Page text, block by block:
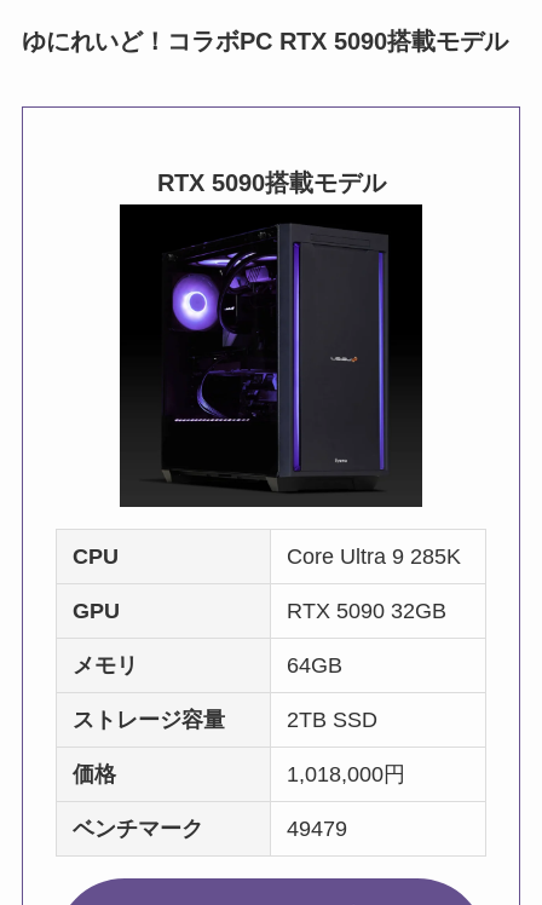
ゆにれいど！コラボPC RTX 5090搭載モデル
RTX 5090搭載モデル
CPU Core Ultra 9 285K
GPU RTX 5090 32GB
メモリ 64GB
ストレージ容量 2TB SSD
価格 1,018,000円
ベンチマーク 49479